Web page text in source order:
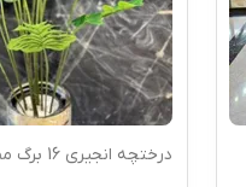
درختچه انجیری 16 برگ مصنوعی